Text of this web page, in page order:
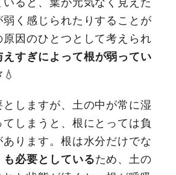
弱く感じられたりすることが
原因のひとつとして考えられ
えすぎによって根が弱ってい
しますが、土の中が常に湿
てしまうと、根にとっては負
ります。根は水分だけでな
も必要としているため、土の